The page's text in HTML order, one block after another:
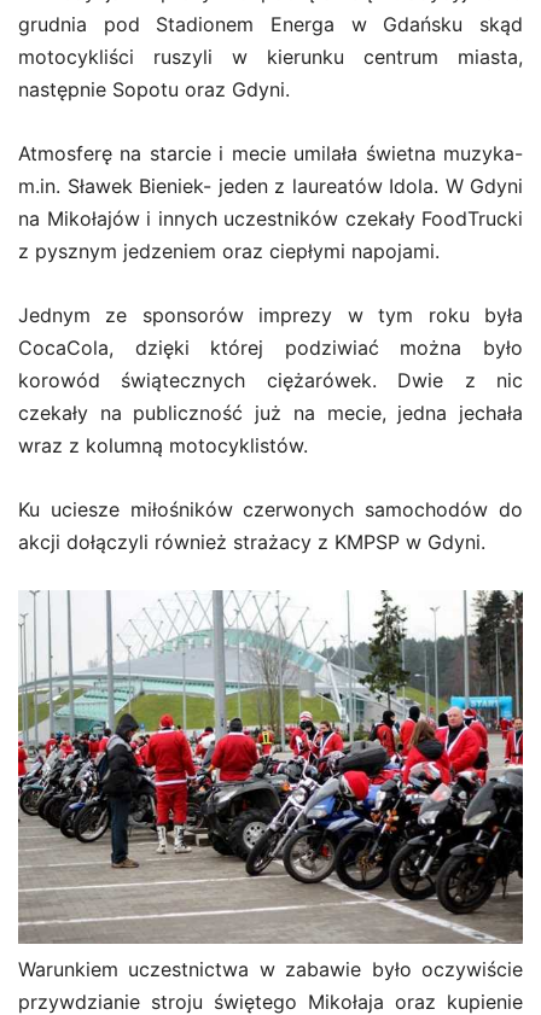
grudnia pod Stadionem Energa w Gdańsku skąd
motocykliści ruszyli w kierunku centrum miasta,
następnie Sopotu oraz Gdyni.
Atmosferę na starcie i mecie umilała świetna muzyka-
m.in. Sławek Bieniek- jeden z laureatów Idola. W Gdyni
na Mikołajów i innych uczestników czekały FoodTrucki
z pysznym jedzeniem oraz ciepłymi napojami.
Jednym ze sponsorów imprezy w tym roku była
CocaCola, dzięki której podziwiać można było
korowód świątecznych ciężarówek. Dwie z nic
czekały na publiczność już na mecie, jedna jechała
wraz z kolumną motocyklistów.
Ku uciesze miłośników czerwonych samochodów do
akcji dołączyli również strażacy z KMPSP w Gdyni.
Warunkiem uczestnictwa w zabawie było oczywiście
przywdzianie stroju świętego Mikołaja oraz kupienie